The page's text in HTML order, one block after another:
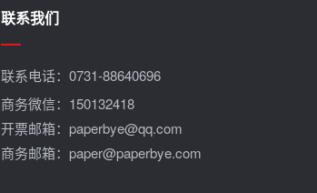
联系我们
联系电话： 0731-88640696
商务微信：150132418
开票邮箱：paperbye@qq.com
商务邮箱：paper@paperbye.com